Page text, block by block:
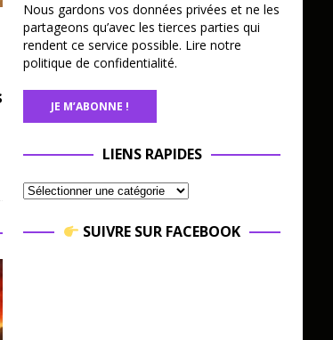
Nous gardons vos données privées et ne les
partageons qu’avec les tierces parties qui
rendent ce service possible. Lire notre
politique de confidentialité.
LIENS RAPIDES
SUIVRE SUR FACEBOOK